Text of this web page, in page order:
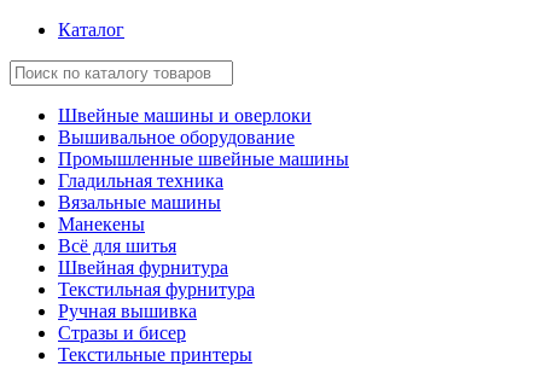
Каталог
Швейные машины и оверлоки
Вышивальное оборудование
Промышленные швейные машины
Гладильная техника
Вязальные машины
Манекены
Всё для шитья
Швейная фурнитура
Текстильная фурнитура
Ручная вышивка
Стразы и бисер
Текстильные принтеры